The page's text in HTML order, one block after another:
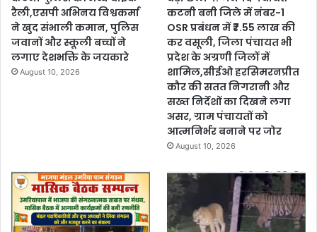
रैली,एसपी अभिनय विश्वकर्मा
ने खुद संभाली कमान, पुलिस
जवानों और स्कूली बच्चों ने
लगाए देशभक्ति के जयकारे
August 10, 2026
कटनी बनी जिले में नंबर-1
OSR प्रबंधन में ₹7.55 लाख की
कर वसूली, जिला पंचायत भी
प्रदेश के अग्रणी जिलों में
शामिल,सीईओ हरसिमरनप्रीत
कौर की सतत निगरानी और
सख्त निर्देशों का दिखने लगा
असर, ग्राम पंचायतों को
आत्मनिर्भर बनाने पर जोर
August 10, 2026